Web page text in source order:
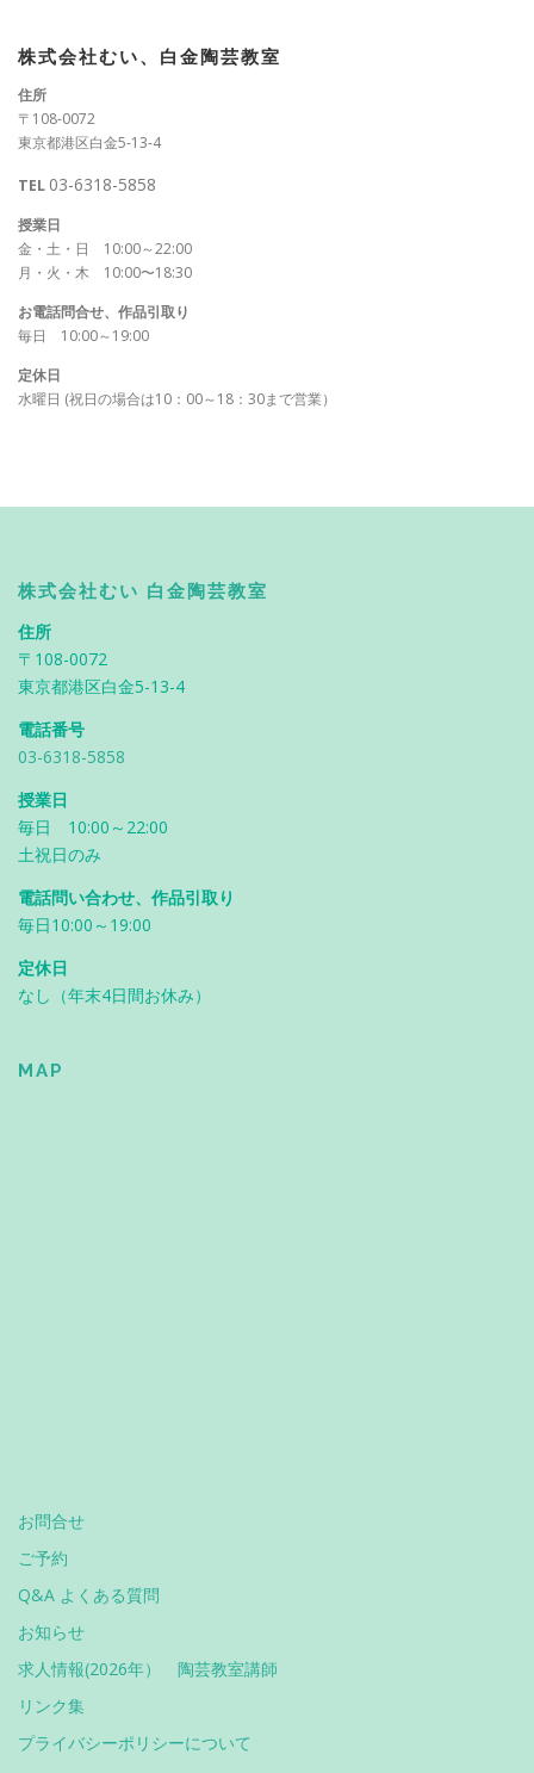
株式会社むい、白金陶芸教室
住所
〒108-0072
東京都港区白金5-13-4
TEL 03-6318-5858
授業日
金・土・日 10:00～22:00
月・火・木 10:00〜18:30
お電話問合せ、作品引取り
毎日 10:00～19:00
定休日
水曜日 (祝日の場合は10：00～18：30まで営業）
株式会社むい 白金陶芸教室
住所
〒108-0072
東京都港区白金5-13-4
電話番号
03-6318-5858
授業日
毎日 10:00～22:00
土祝日のみ
電話問い合わせ、作品引取り
毎日10:00～19:00
定休日
なし（年末4日間お休み）
MAP
お問合せ
ご予約
Q&A よくある質問
お知らせ
求人情報(2026年） 陶芸教室講師
リンク集
プライバシーポリシーについて